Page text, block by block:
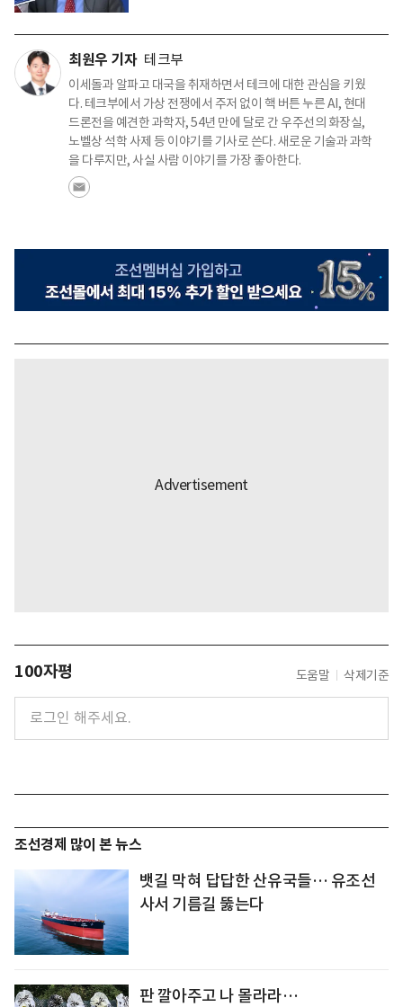
최원우 기자 테크부
이세돌과 알파고 대국을 취재하면서 테크에 대한 관심을 키웠
다. 테크부에서 가상 전쟁에서 주저 없이 핵 버튼 누른 AI, 현대
드론전을 예견한 과학자, 54년 만에 달로 간 우주선의 화장실,
노벨상 석학 사제 등 이야기를 기사로 쓴다. 새로운 기술과 과학
을 다루지만, 사실 사람 이야기를 가장 좋아한다.
100자평 도움말 삭제기준
조선경제 많이 본 뉴스
뱃길 막혀 답답한 산유국들… 유조선
사서 기름길 뚫는다
판 깔아주고 나 몰라라…